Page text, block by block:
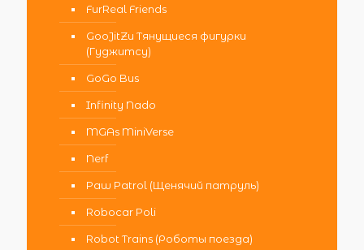
FurReal Friends
GooJitZu Тянущиеся фигурки
(Гуджитсу)
GoGo Bus
Infinity Nado
MGAs MiniVerse
Nerf
Paw Patrol (Щенячий патруль)
Robocar Poli
Robot Trains (Роботы поезда)